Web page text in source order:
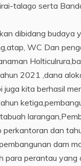
talago serta
dibidang budaya
WC Dan
2021 ,dana
juga kita berhasil
dan
dam
para perantau yang